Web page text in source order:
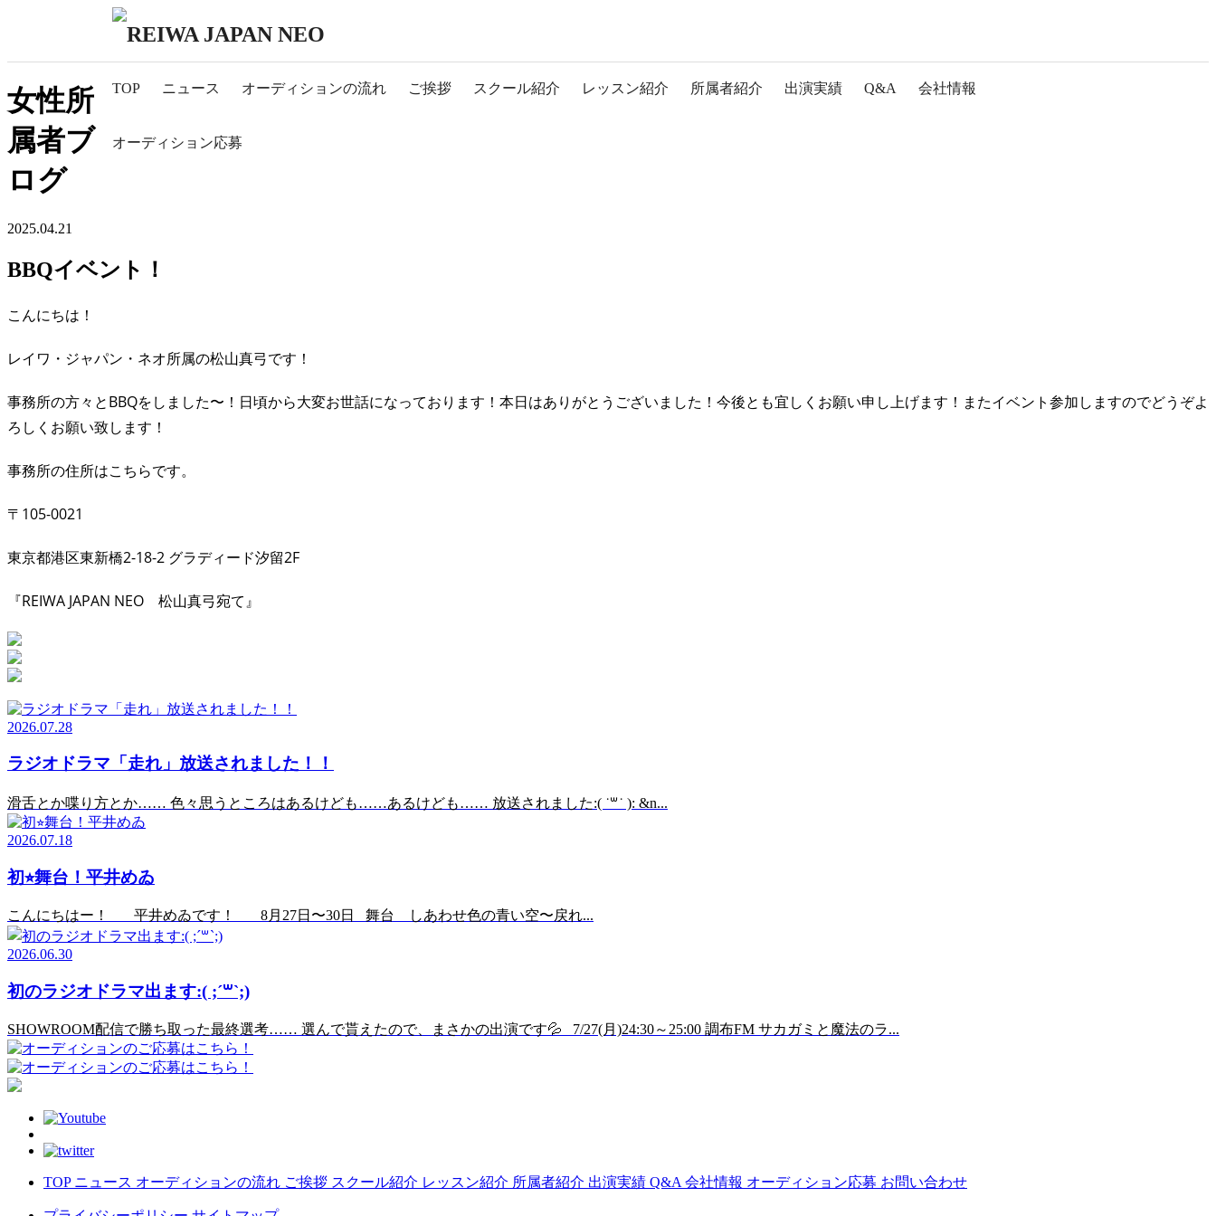
TOP ニュース オーディションの流れ ご挨拶 スクール紹介 レッスン紹介 所属者紹介 出演実績 Q&A 会社情報
オーディション応募
女性所
属者ブ
ログ
2025.04.21
BBQイベント！
こんにちは！
レイワ・ジャパン・ネオ所属の松山真弓です！
事務所の方々とBBQをしました〜！日頃から大変お世話になっております！本日はありがとうございました！今後とも宜しくお願い申し上げます！またイベント参加しますのでどうぞよ
ろしくお願い致します！
事務所の住所はこちらです。
〒105-0021
東京都港区東新橋2-18-2 グラディード汐留2F
『REIWA JAPAN NEO 松山真弓宛て』
2026.07.28
ラジオドラマ「走れ」放送されました！！
滑舌とか喋り方とか…… 色々思うところはあるけども……あるけども…… 放送されました:( ˙꒳​˙ ): &n...
2026.07.18
初⭐︎舞台！平井めゐ
こんにちはー！ 平井めゐです！ 8月27日〜30日 舞台 しあわせ色の青い空〜戻れ...
2026.06.30
初のラジオドラマ出ます:( ;´꒳`;)
SHOWROOM配信で勝ち取った最終選考…… 選んで貰えたので、まさかの出演です💦 7/27(月)24:30～25:00 調布FM サカガミと魔法のラ...
TOP ニュース オーディションの流れ ご挨拶 スクール紹介 レッスン紹介 所属者紹介 出演実績 Q&A 会社情報 オーディション応募 お問い合わせ